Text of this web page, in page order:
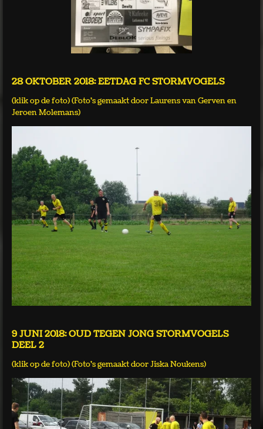
28 OKTOBER 2018: EETDAG FC STORMVOGELS
(klik op de foto) (Foto's gemaakt door Laurens van Gerven en
Jeroen Molemans)
9 JUNI 2018: OUD TEGEN JONG STORMVOGELS
DEEL 2
(klik op de foto) (Foto's gemaakt door Jiska Noukens)